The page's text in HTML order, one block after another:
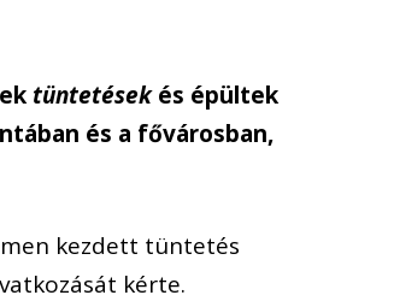
tüntetésekés épültek
és a fővárosban,
kezdett tüntetés
kérte.